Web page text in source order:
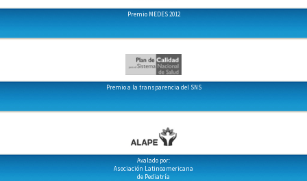
Premio MEDES 2012
Premio a la transparencia del SNS
Avalado por:
Asociación Latinoamericana
de Pediatría